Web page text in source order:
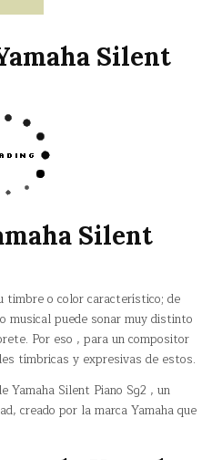
Silent
Silent
timbre o color característico; de
musical puede sonar muy distinto
Por eso , para un compositor
tímbricas y expresivas de estos.
Yamaha Silent Piano Sg2 , un
creado por la marca Yamaha que